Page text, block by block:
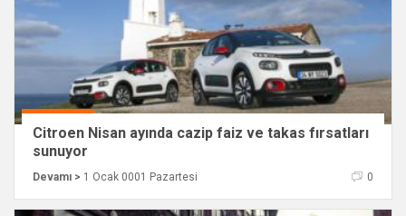
Citroen Nisan ayında cazip faiz ve takas fırsatları
sunuyor
Devamı > 1 Ocak 0001 Pazartesi 0